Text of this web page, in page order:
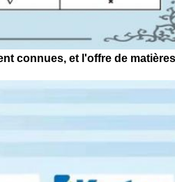
connues, et l'offre de